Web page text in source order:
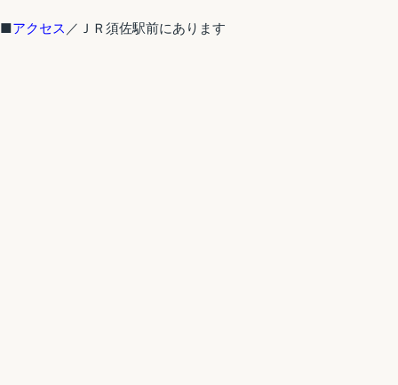
■アクセス ／ＪＲ須佐駅前にあります